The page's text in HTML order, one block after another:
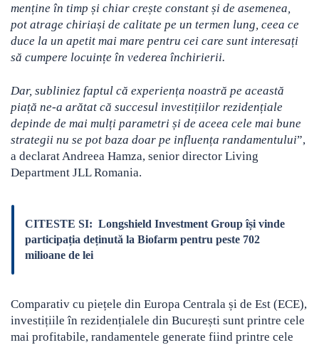
menține în timp și chiar crește constant și de asemenea,
pot atrage chiriași de calitate pe un termen lung, ceea ce
duce la un apetit mai mare pentru cei care sunt interesați
să cumpere locuințe în vederea închirierii.
Dar, subliniez faptul că experiența noastră pe această
piață ne-a arătat că succesul investițiilor rezidențiale
depinde de mai mulți parametri și de aceea cele mai bune
strategii nu se pot baza doar pe influența randamentului”,
a declarat Andreea Hamza, senior director Living
Department JLL Romania.
CITESTE SI: Longshield Investment Group își vinde
participația deținută la Biofarm pentru peste 702
milioane de lei
Comparativ cu piețele din Europa Centrala și de Est (ECE),
investițiile în rezidențialele din București sunt printre cele
mai profitabile, randamentele generate fiind printre cele